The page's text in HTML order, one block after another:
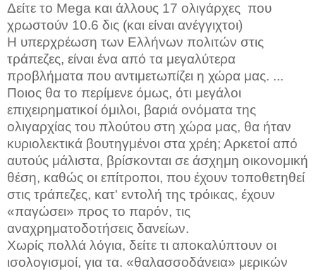
Δείτε το Mega και άλλους 17 ολιγάρχες που
χρωστούν 10.6 δις (και είναι ανέγγιχτοι)
H υπερχρέωση των Ελλήνων πολιτών στις
τράπεζες, είναι ένα από τα μεγαλύτερα
προβλήματα που αντιμετωπίζει η χώρα μας. ...
Ποιος θα το περίμενε όμως, ότι μεγάλοι
επιχειρηματικοί όμιλοι, βαριά ονόματα της
ολιγαρχίας του πλούτου στη χώρα μας, θα ήταν
κυριολεκτικά βουτηγμένοι στα χρέη; Αρκετοί από
αυτούς μάλιστα, βρίσκονται σε άσχημη οικονομική
θέση, καθώς οι επίτροποι, που έχουν τοποθετηθεί
στις τράπεζες, κατ' εντολή της τρόικας, έχουν
«παγώσει» προς το παρόν, τις
αναχρηματοδοτήσεις δανείων.
Χωρίς πολλά λόγια, δείτε τι αποκαλύπτουν οι
ισολογισμοί, για τα. «θαλασσοδάνεια» μερικών